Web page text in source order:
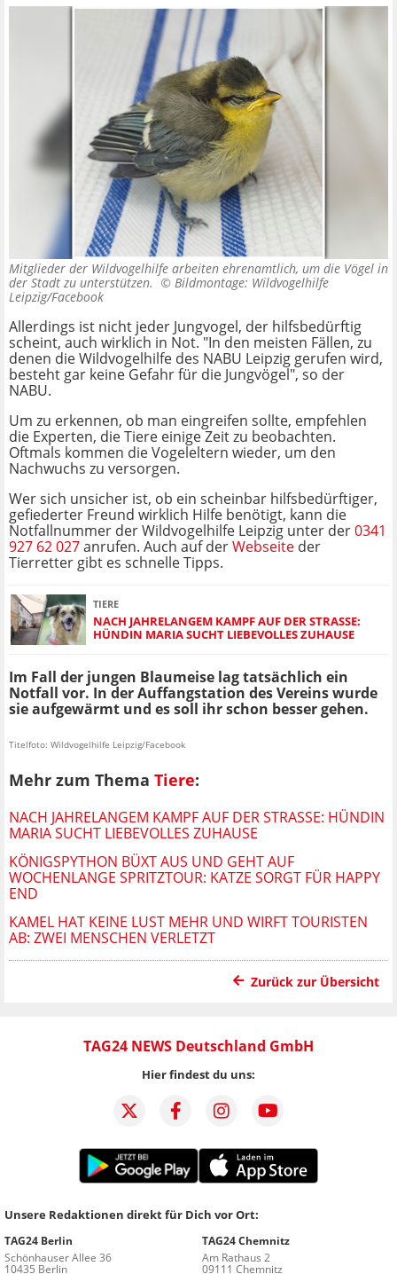
Mitglieder der Wildvogelhilfe arbeiten ehrenamtlich, um die Vögel in
der Stadt zu unterstützen. © Bildmontage: Wildvogelhilfe
Leipzig/Facebook
Allerdings ist nicht jeder Jungvogel, der hilfsbedürftig
scheint, auch wirklich in Not. "In den meisten Fällen, zu
denen die Wildvogelhilfe des NABU Leipzig gerufen wird,
besteht gar keine Gefahr für die Jungvögel", so der
NABU.
Um zu erkennen, ob man eingreifen sollte, empfehlen
die Experten, die Tiere einige Zeit zu beobachten.
Oftmals kommen die Vogeleltern wieder, um den
Nachwuchs zu versorgen.
Wer sich unsicher ist, ob ein scheinbar hilfsbedürftiger,
gefiederter Freund wirklich Hilfe benötigt, kann die
Notfallnummer der Wildvogelhilfe Leipzig unter der0341
927 62 027anrufen. Auch auf derWebseite der
Tierretter gibt es schnelle Tipps.
TIERE
NACH JAHRELANGEM KAMPF AUF DER STRASSE: H
ÜNDIN MARIA SUCHT LIEBEVOLLES ZUHAUSE
Im Fall der jungen Blaumeise lag tatsächlich ein
Notfall vor. In der Auffangstation des Vereins wurde
sie aufgewärmt und es soll ihr schon besser gehen.
Titelfoto: Wildvogelhilfe Leipzig/Facebook
Mehr zum Thema Tiere:
NACH JAHRELANGEM KAMPF AUF DER STRASSE: HÜNDIN M
ARIA SUCHT LIEBEVOLLES ZUHAUSE
KÖNIGSPYTHON BÜXT AUS UND GEHT AUF
WOCHENLANGE SPRITZTOUR: KATZE SORGT FÜR HAPPY
END
KAMEL HAT KEINE LUST MEHR UND WIRFT TOURISTEN
AB: ZWEI MENSCHEN VERLETZT
Zurück zur Übersicht
TAG24 NEWS Deutschland GmbH
Hier findest du uns:
Unsere Redaktionen direkt für Dich vor Ort:
TAG24 Berlin
Schönhauser Allee 36
10435 Berlin
TAG24 Chemnitz
Am Rathaus 2
09111 Chemnitz